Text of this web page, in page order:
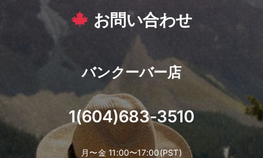
お問い合わせ
バンクーバー店
1(604)683-3510
月〜金 11:00〜17:00(PST)